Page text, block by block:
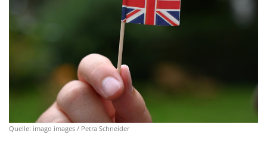
Quelle: imago images / Petra Schneider